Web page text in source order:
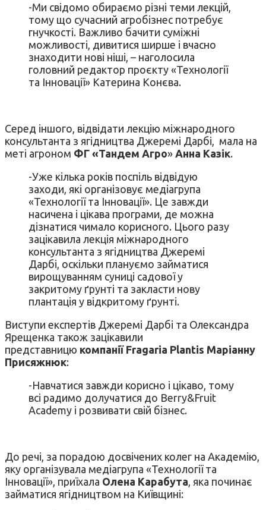
-Ми свідомо обираємо різні теми лекцій,
тому що сучасний агробізнес потребує
гнучкості. Важливо бачити суміжні
можливості, дивитися ширше і вчасно
знаходити нові ніші, – наголосила
головний редактор проєкту «Технології
та Інновації» Катерина Конєва.
Серед іншого, відвідати лекцію міжнародного
консультанта з ягідництва Джеремі Дарбі, мала на
меті агроном ФГ «Тандем Агро» Анна Казік.
-Уже кілька років поспіль відвідую
заходи, які організовує медіагрупа
«Технології та Інновації». Це завжди
насичена і цікава програми, де можна
дізнатися чимало корисного. Цього разу
зацікавила лекція міжнародного
консультанта з ягідництва Джеремі
Дарбі, оскільки плануємо займатися
вирощуванням суниці садової у
закритому ґрунті та закласти нову
плантація у відкритому ґрунті.
Виступи експертів Джеремі Дарбі та Олександра
Ярещенка також зацікавили
представницю компанії Fragaria Plantis Маріанну
Присяжнюк:
-Навчатися завжди корисно і цікаво, тому
всі радимо долучатися до Berry&Fruit
Academy і розвивати свій бізнес.
До речі, за порадою досвічених колег на Академію,
яку організувала медіагрупа «Технології та
Інновації», приїхала Олена Карабута , яка починає
займатися ягідництвом на Київщині: